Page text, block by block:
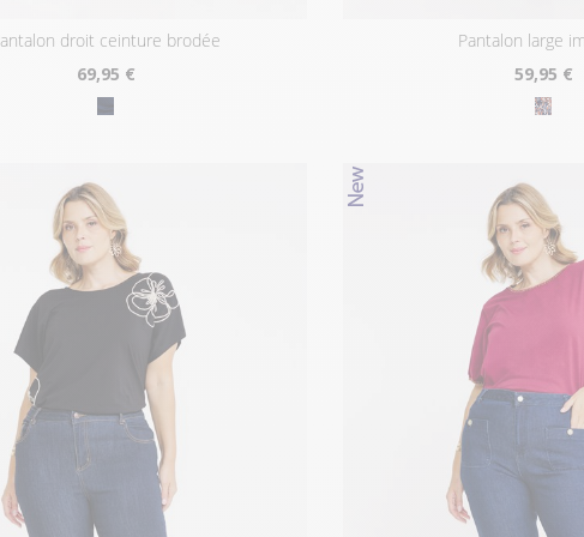
pantalon droit ceinture brodée
69,95 €
pantalon large
59,95 €